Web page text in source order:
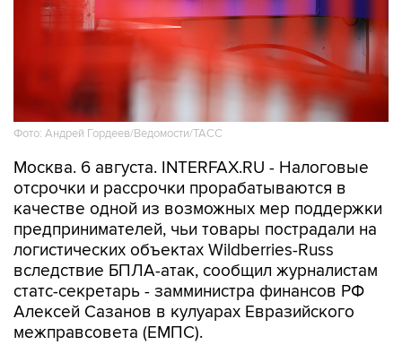
Фото: Андрей Гордеев/Ведомости/ТАСС
Москва. 6 августа. INTERFAX.RU - Налоговые
отсрочки и рассрочки прорабатываются в
качестве одной из возможных мер поддержки
предпринимателей, чьи товары пострадали на
логистических объектах Wildberries-Russ
вследствие БПЛА-атак, сообщил журналистам
статс-секретарь - замминистра финансов РФ
Алексей Сазанов в кулуарах Евразийского
межправсовета (ЕМПС).